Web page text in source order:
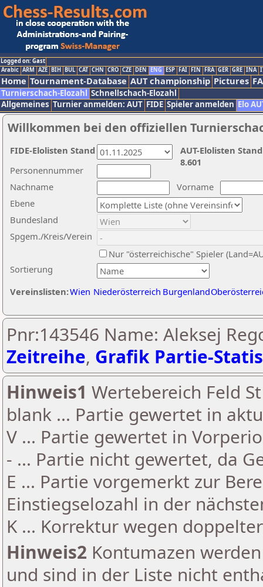
Logged on: Gast
Arabic ARM AZE BIH BUL CAT CHN CRO CZE DEN ENG ESP FAI FIN FRA GER GRE INA
Home Tournament-Database AUT championship Pictures
Turnierschach-Elozahl Schnellschach-Elozahl
Allgemeines Turnier anmelden: AUT FIDE Spieler anmelden Elo
Willkommen bei den offiziellen
Nachname
Vorname
Ebene
Sortierung
Personennummer
Bundesland
Spgem./Kreis/Verein
Nur "österreichische" Spieler
Vereinslisten:Wien Niederösterreich Burgenland
AUT-Elolisten
8.601
FIDE-Elolisten Stand
Pnr:143546 Name: Aleksej
Zeitreihe, Grafik Partie-
Hinweis1 Wertebereich Feld
blank ... Partie gewertet in
V ... Partie gewertet in
- ... Partie nicht gewertet, da
E ... Partie vorgemerkt zur
Einstiegselozahl in der
K ... Korrektur wegen
Hinweis2 Kontumazen
und sind in der Liste nicht